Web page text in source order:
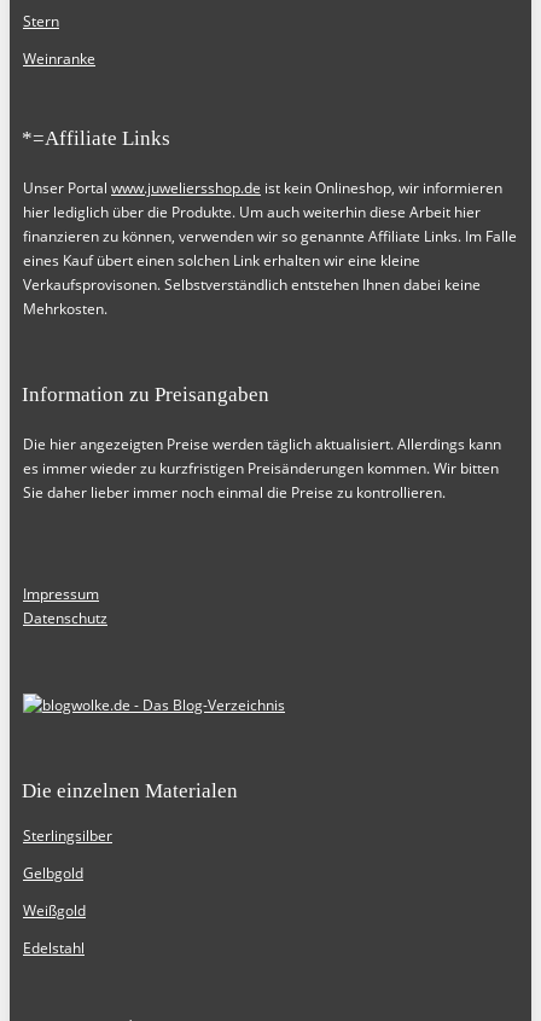
Stern
Weinranke
*=Affiliate Links
Unser Portal www.juweliersshop.de ist kein Onlineshop, wir informieren
hier lediglich über die Produkte. Um auch weiterhin diese Arbeit hier
finanzieren zu können, verwenden wir so genannte Affiliate Links. Im Falle
eines Kauf übert einen solchen Link erhalten wir eine kleine
Verkaufsprovisonen. Selbstverständlich entstehen Ihnen dabei keine
Mehrkosten.
Information zu Preisangaben
Die hier angezeigten Preise werden täglich aktualisiert. Allerdings kann
es immer wieder zu kurzfristigen Preisänderungen kommen. Wir bitten
Sie daher lieber immer noch einmal die Preise zu kontrollieren.
Impressum
Datenschutz
Die einzelnen Materialen
Sterlingsilber
Gelbgold
Weißgold
Edelstahl